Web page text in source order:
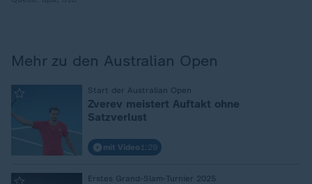
Mehr zu den Australian Open
Start der Australian Open
Zverev meistert Auftakt ohne
Satzverlust
mit Video 1:29
Erstes Grand-Slam-Turnier 2025